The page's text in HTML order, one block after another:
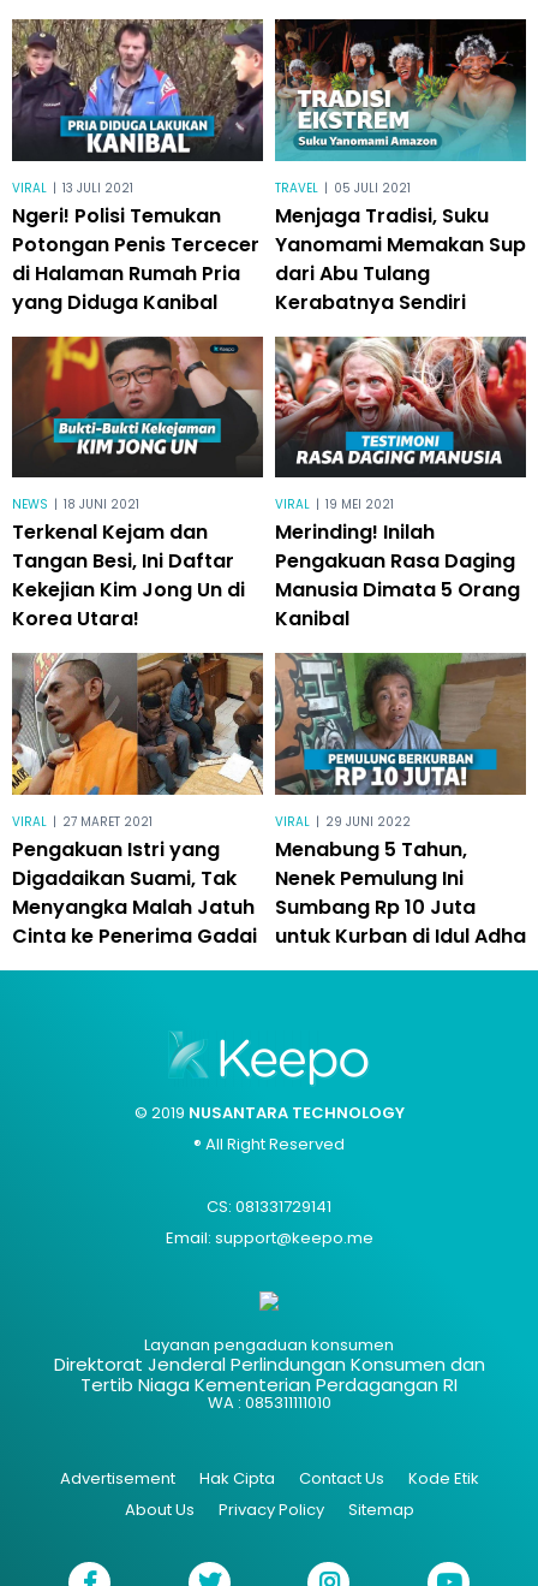
VIRAL | 13 JULI 2021
Ngeri! Polisi Temukan
Potongan Penis Tercecer
di Halaman Rumah Pria
yang Diduga Kanibal
TRAVEL | 05 JULI 2021
Menjaga Tradisi, Suku
Yanomami Memakan Sup
dari Abu Tulang
Kerabatnya Sendiri
NEWS | 18 JUNI 2021
Terkenal Kejam dan
Tangan Besi, Ini Daftar
Kekejian Kim Jong Un di
Korea Utara!
VIRAL | 19 MEI 2021
Merinding! Inilah
Pengakuan Rasa Daging
Manusia Dimata 5 Orang
Kanibal
VIRAL | 27 MARET 2021
Pengakuan Istri yang
Digadaikan Suami, Tak
Menyangka Malah Jatuh
Cinta ke Penerima Gadai
VIRAL | 29 JUNI 2022
Menabung 5 Tahun,
Nenek Pemulung Ini
Sumbang Rp 10 Juta
untuk Kurban di Idul Adha
© 2019 NUSANTARA TECHNOLOGY
® All Right Reserved
CS: 081331729141
Email: support@keepo.me
Layanan pengaduan konsumen
Direktorat Jenderal Perlindungan Konsumen dan
Tertib Niaga Kementerian Perdagangan RI
WA : 085311111010
Advertisement Hak Cipta Contact Us
Kode Etik
About Us
Privacy Policy Sitemap